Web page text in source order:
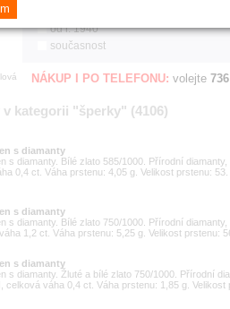
od r. 1940
současnost
NÁKUP I PO TELEFONU: volejte
kategorii "šperky" (4106)
s diamanty
s diamanty. Bílé zlato 585/1000. Přírodní
0,4 ct. Váha prstenu: 4,05 g. Velikost prstenu: 53.
s diamanty
s diamanty. Bílé zlato 750/1000. Přírodní
váha 1,2 ct. Váha prstenu: 5,25 g. Velikost prstenu:
s diamanty
s diamanty. Žluté a bílé zlato 750/1000. Přírodní
celková váha 0,4 ct. Váha prstenu: 1,85 g. Velikost